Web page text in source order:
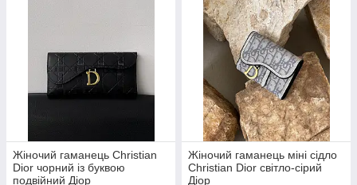
Жіночий гаманець Christian
Dior чорний із буквою
подвійний Діор
Жіночий гаманець міні сідло
Christian Dior світло-сірий
Діор